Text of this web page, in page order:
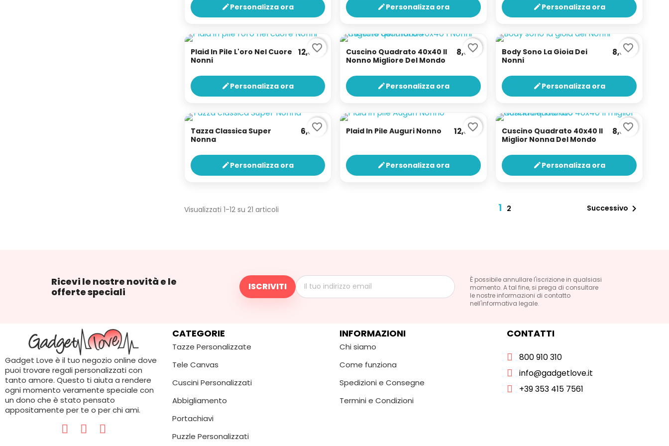
editPersonalizza ora editPersonalizza ora editPersonalizza ora
Plaid In Pile L'oro Nel Cuore
Nonni
12,00 €
editPersonalizza ora
favorite_border
Cuscino Quadrato 40x40 Il
Nonno Migliore Del Mondo
8,00 €
editPersonalizza ora
favorite_border
Body Sono La Gioia Dei
Nonni
8,00 €
editPersonalizza ora
favorite_border
Tazza Classica Super
Nonna
6,00 €
editPersonalizza ora
favorite_border Plaid In Pile Auguri Nonno 12,00 €
editPersonalizza ora
favorite_border
Cuscino Quadrato 40x40 Il
Miglior Nonna Del Mondo
8,00 €
editPersonalizza ora
favorite_border
Visualizzati 1-12 su 21 articoli 1 2 Successivo 
Ricevi le nostre novità e le
offerte speciali
È possibile annullare l'iscrizione in qualsiasi
momento. A tal fine, si prega di consultare
le nostre informazioni di contatto
nell'informativa legale.
Gadget Love è il tuo negozio online dove
puoi trovare regali personalizzati con
tanto amore. Questo ti aiuta a rendere
ogni momento veramente speciale con
un dono che è stato pensato
appositamente per te o per chi ami.
CATEGORIE
Tazze Personalizzate
Tele Canvas
Cuscini Personalizzati
Abbigliamento
Portachiavi
Puzzle Personalizzati
INFORMAZIONI
Chi siamo
Come funziona
Spedizioni e Consegne
Termini e Condizioni
CONTATTI
800 910 310
info@gadgetlove.it
+39 353 415 7561